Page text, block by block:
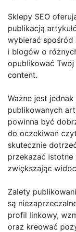
Sklepy SEO
publikacją
wybierać
i blogów o
opublikować
content.
Ważne jest
publikowanych
powinna być
do oczekiwań
skutecznie
przekazać istotne
zwiększając
Zalety
są
profil linkowy,
oraz kreować